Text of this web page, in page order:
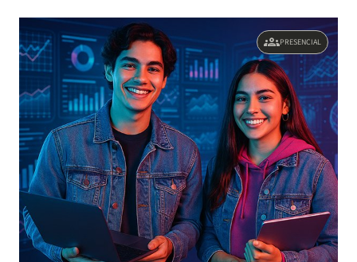
PREGRADO
Cambio Ambiental Global
8 SEMESTRES SNIES 11293
groupsPRESENCIAL